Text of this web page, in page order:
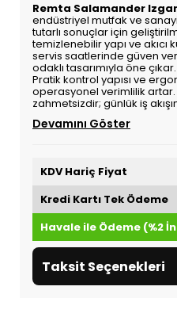
Remta Salamander
endüstriyel mutfak ve
tutarlı sonuçlar için
temizlenebilir yapı ve akıcı
servis saatlerinde güven
odaklı tasarımıyla öne çıkar.
Pratik kontrol yapısı ve
operasyonel verimlilik
zahmetsizdir; günlük iş
Devamını Göster
KDV Hariç Fiyat
Kredi Kartı Tek Ödeme
Havale ile Ödeme (%2
Taksit Seçenekleri